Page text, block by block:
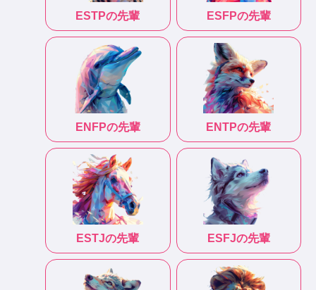
ESTPの先輩 ESFPの先輩
ENFPの先輩 ENTPの先輩
ESTJの先輩 ESFJの先輩